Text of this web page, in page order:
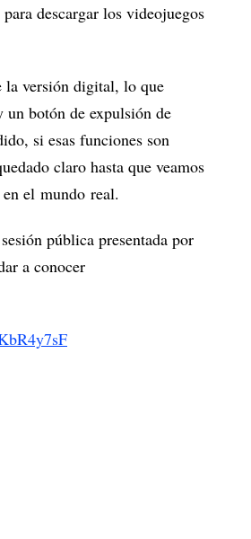
descargar los videojuegos
la versión digital, lo que
un botón de expulsión de
si esas funciones son
claro hasta que veamos
el mundo real.
pública presentada por
a conocer